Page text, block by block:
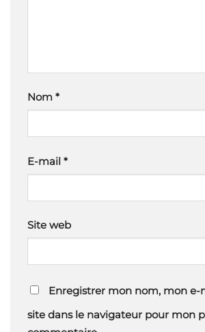
Nom *
E-mail *
Site web
Enregistrer mon nom, mon
site dans le navigateur pour mon